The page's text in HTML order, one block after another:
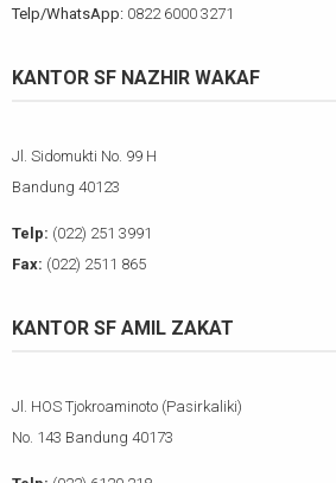
Telp/WhatsApp: 0822 6000 3271
KANTOR SF NAZHIR WAKAF
Jl. Sidomukti No. 99 H
Bandung 40123
Telp: (022) 251 3991
Fax: (022) 2511 865
KANTOR SF AMIL ZAKAT
Jl. HOS Tjokroaminoto (Pasirkaliki)
No. 143 Bandung 40173